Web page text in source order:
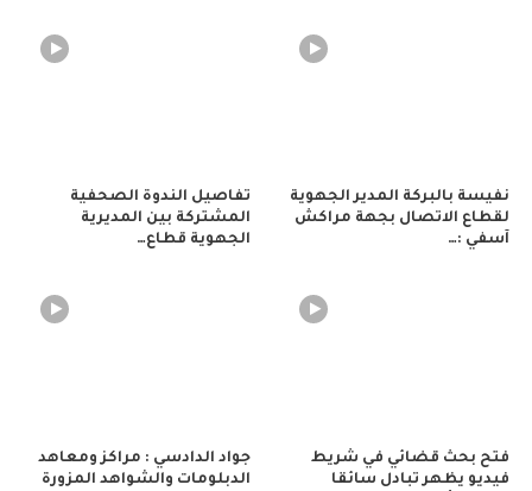
نفيسة بالبركة المدير الجهوية
لقطاع الاتصال بجهة مراكش
آسفي :…
تفاصيل الندوة الصحفية
المشتركة بين المديرية
الجهوية قطاع…
فتح بحث قضائي في شريط
فيديو يظهر تبادل سائقا
جواد الدادسي : مراكز ومعاهد
الدبلومات والشواهد المزورة